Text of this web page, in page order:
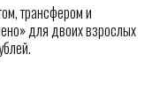
трансфером и
для двоих взрослых